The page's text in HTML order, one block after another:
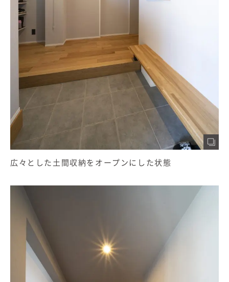
広々とした土間収納をオープンにした状態